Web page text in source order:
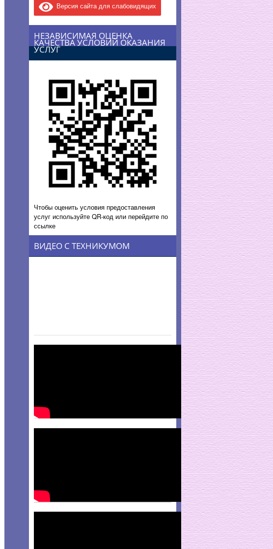
Версия сайта для слабовидящих
НЕЗАВИСИМАЯ ОЦЕНКА
КАЧЕСТВА УСЛОВИЙ ОКАЗАНИЯ
УСЛУГ
Чтобы оценить условия предоставления
услуг используйте QR-код или перейдите по
ссылке
ВИДЕО С ТЕХНИКУМОМ